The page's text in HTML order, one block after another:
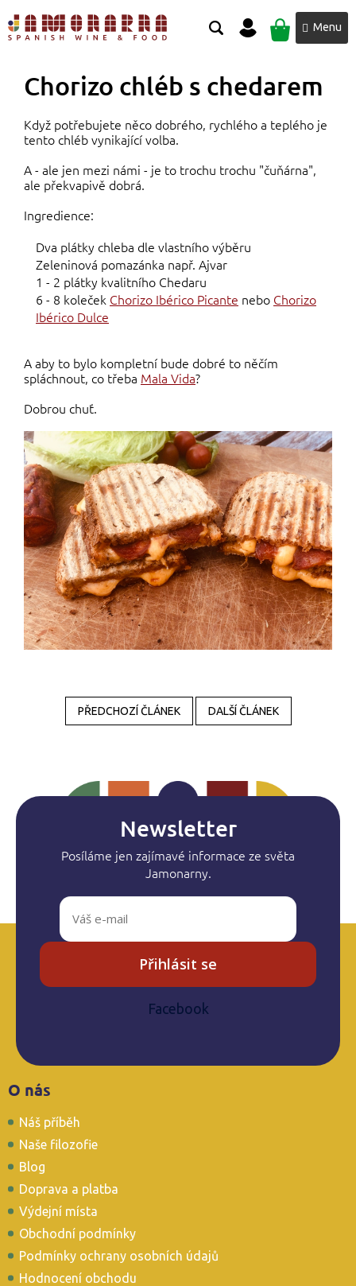
na
obsah
NÁKUPNÍ
KOŠÍK
Chorizo chléb s chedarem
Když potřebujete něco dobrého, rychlého a teplého je
tento chléb vynikající volba.
A - ale jen mezi námi - je to trochu trochu "čuňárna",
ale překvapivě dobrá.
Ingredience:
Dva plátky chleba dle vlastního výběru
Zeleninová pomazánka např. Ajvar
1 - 2 plátky kvalitního Chedaru
6 - 8 koleček Chorizo Ibérico Picante nebo Chorizo
Ibérico Dulce
A aby to bylo kompletní bude dobré to něčím
spláchnout, co třeba Mala Vida?
Dobrou chuť.
PŘEDCHOZÍ ČLÁNEK DALŠÍ ČLÁNEK
Newsletter
Posíláme jen zajímavé informace ze světa
Jamonarny.
Přihlásit se
Facebook
O nás
Náš příběh
Naše filozofie
Blog
Doprava a platba
Výdejní místa
Obchodní podmínky
Podmínky ochrany osobních údajů
Hodnocení obchodu